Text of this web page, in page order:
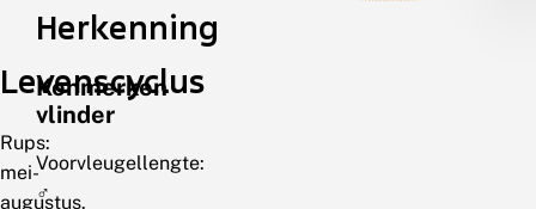
Levenscyclus
Rups:
mei-
augustus.
Herkenning
Kenmerken
vlinder
Voorvleugellengte:
♂